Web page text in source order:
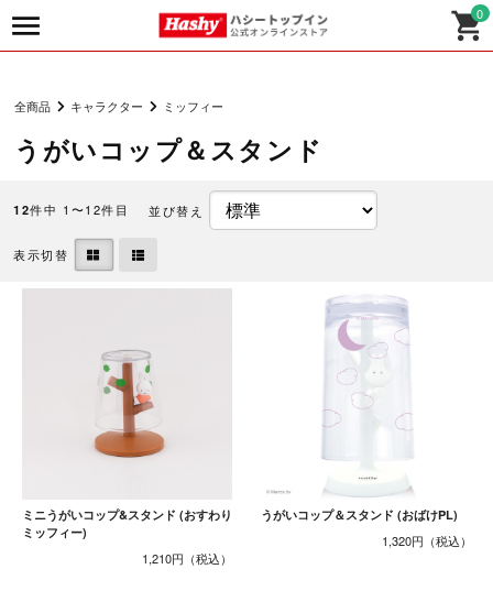
0
全商品 キャラクター ミッフィー
うがいコップ＆スタンド
12件中 1〜12件目 並び替え
表示切替
ミニうがいコップ&スタンド (おすわり
ミッフィー)
1,210円
うがいコップ＆スタンド (おばけPL)
1,320円